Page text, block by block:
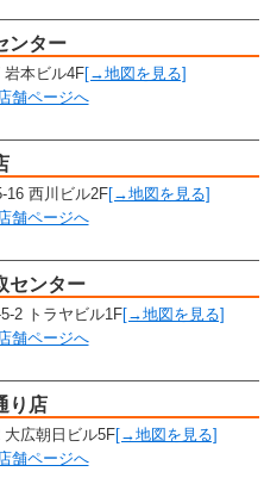
ンター
岩本ビル4F[→地図を見る]
舗ページへ
16 西川ビル2F[→地図を見る]
舗ページへ
センター
2 トラヤビル1F[→地図を見る]
舗ページへ
り店
大広朝日ビル5F[→地図を見る]
舗ページへ